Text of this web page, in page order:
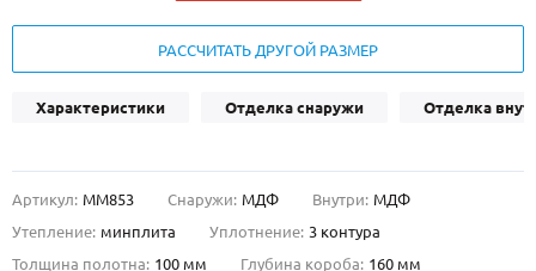
ДОСТАВКА
О НАС
РАССЧИТАТЬ ДРУГОЙ РАЗМЕР
Характеристики Отделка снаружи Отделка
Артикул: ММ853 Снаружи: МДФ Внутри: МДФ
Утепление: минплита Уплотнение: 3 контура
Толщина полотна: 100 мм Глубина короба: 160 мм